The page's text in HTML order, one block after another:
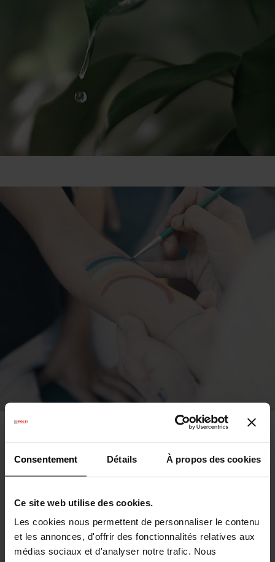
Consentement Détails À propos des cookies
Ce site web utilise des cookies.
Les cookies nous permettent de personnaliser le contenu
et les annonces, d'offrir des fonctionnalités relatives aux
médias sociaux et d'analyser notre trafic. Nous
l’environnement et les biens. Nous vivons Polti comme
de chaque diversité. L’inclusivité est un mot dont nous
ne pouvons tout simplement pas nous passer.